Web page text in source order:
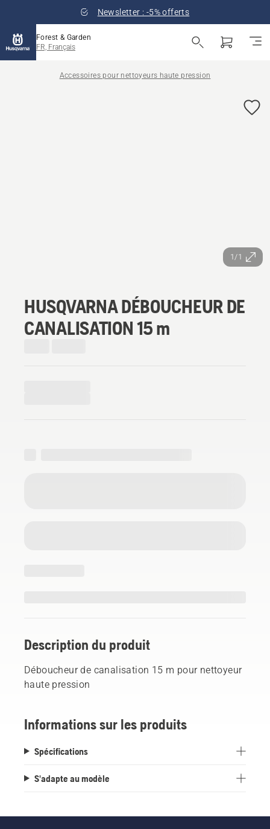
Newsletter : -5% offerts
Forest & Garden
FR, Français
Accessoires pour nettoyeurs haute pression
1/1
HUSQVARNA DÉBOUCHEUR DE
CANALISATION 15 m
Description du produit
Déboucheur de canalisation 15 m pour nettoyeur
haute pression
Informations sur les produits
Spécifications
S'adapte au modèle